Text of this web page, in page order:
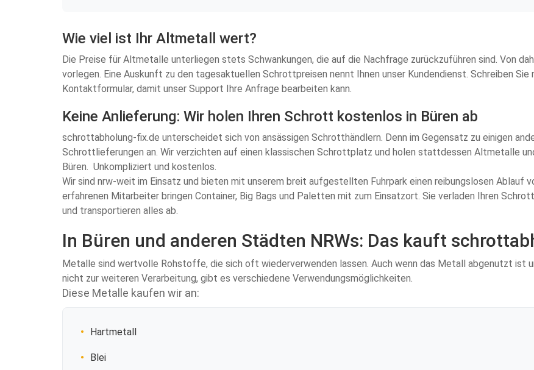
Wie viel ist Ihr Altmetall wert?
Die Preise für Altmetalle unterliegen stets Schwankungen, die auf die Nachfrage zurückzuführen sind. Von
vorlegen. Eine Auskunft zu den tagesaktuellen Schrottpreisen nennt Ihnen unser Kundendienst. Schreiben
Kontaktformular, damit unser Support Ihre Anfrage bearbeiten kann.
Keine Anlieferung: Wir holen Ihren Schrott kostenlos in Büren ab
schrottabholung-fix.de unterscheidet sich von ansässigen Schrotthändlern. Denn im Gegensatz zu einigen
Schrottlieferungen an. Wir verzichten auf einen klassischen Schrottplatz und holen stattdessen Altmetalle
Büren. Unkompliziert und kostenlos.
Wir sind nrw-weit im Einsatz und bieten mit unserem breit aufgestellten Fuhrpark einen reibungslosen Ablauf
erfahrenen Mitarbeiter bringen Container, Big Bags und Paletten mit zum Einsatzort. Sie verladen Ihren
und transportieren alles ab.
In Büren und anderen Städten NRWs: Das kauft
Metalle sind wertvolle Rohstoffe, die sich oft wiederverwenden lassen. Auch wenn das Metall abgenutzt ist
nicht zur weiteren Verarbeitung, gibt es verschiedene Verwendungsmöglichkeiten.
Diese Metalle kaufen wir an:
Hartmetall
Blei